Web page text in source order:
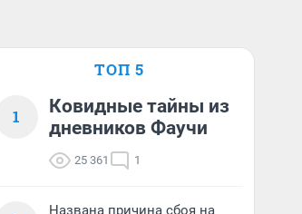
ТОП 5
1
Ковидные тайны из
дневников Фаучи
25 361 1
Названа причина сбоя на